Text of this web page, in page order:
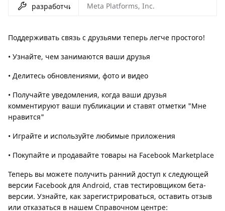
разработчик Meta Platforms, Inc.
Поддерживать связь с друзьями теперь легче простого!
• Узнайте, чем занимаются ваши друзья
• Делитесь обновлениями, фото и видео
• Получайте уведомления, когда ваши друзья
комментируют ваши публикации и ставят отметки "Мне
нравится"
• Играйте и используйте любимые приложения
• Покупайте и продавайте товары на Facebook Marketplace
Теперь вы можете получить ранний доступ к следующей
версии Facebook для Android, став тестировщиком бета-
версии. Узнайте, как зарегистрироваться, оставить отзыв
или отказаться в нашем Справочном центре: